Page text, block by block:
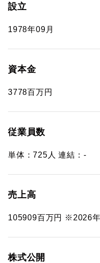
設立
1978年09月
資本金
3778百万円
従業員数
単体：725人 連結：-
売上高
105909百万円 ※2026
株式公開